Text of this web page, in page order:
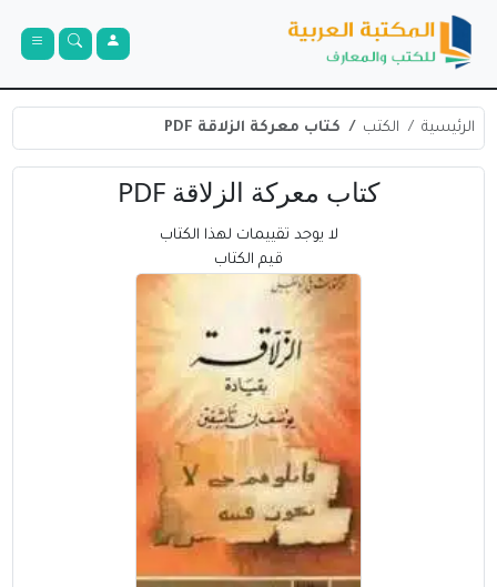
الرئيسية الكتب كتاب معركة الزلاقة PDF
كتاب معركة الزلاقة PDF
لا يوجد تقييمات لهذا الكتاب
قيم الكتاب